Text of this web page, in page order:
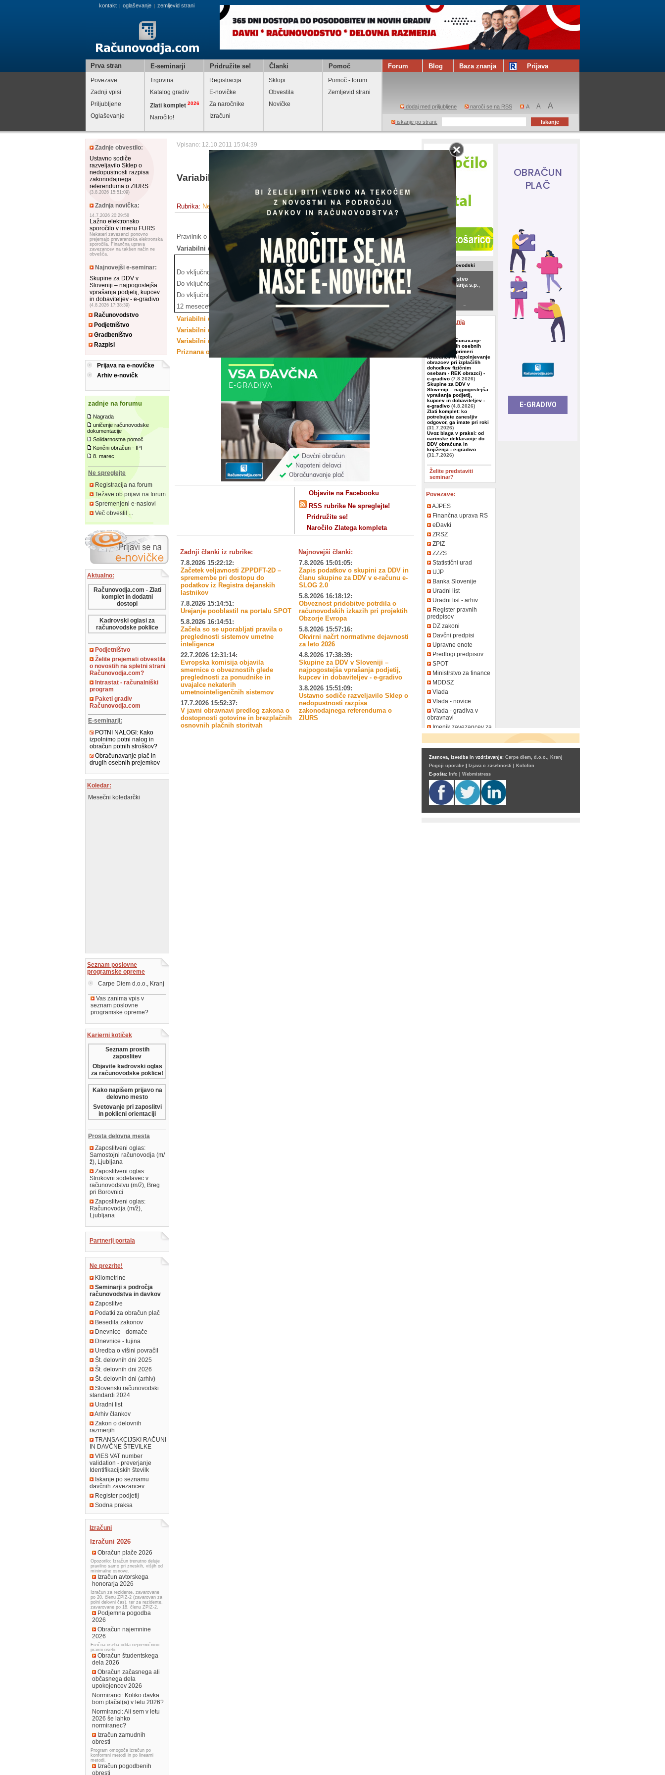
kontakt oglaševanje zemljevid strani
Prva stran E-seminarji Pridružite se! Članki Pomoč Forum Blog Baza znanja Prijava
Povezave
Zadnji vpisi
Priljubljene
Oglaševanje
Trgovina
Katalog gradiv
Zlati komplet 2026
Naročilo!
Registracija
E-novičke
Za naročnike
Izračuni
Sklopi
Obvestila
Novičke
Pomoč - forum
Zemljevid strani
dodaj med priljubljene naroči se na RSS A A A
iskanje po strani:
Zadnje obvestilo:
Ustavno sodiče
razveljavilo Sklep o
nedopustnosti razpisa
zakonodajnega
referenduma o ZIURS
(3.8.2026 15:51:09)
Zadnja novička:
14.7.2026 20:29:58
Lažno elektronsko
sporočilo v imenu FURS
Nekateri zavezanci ponovno
prejemajo prevarantska elektronska
sporočila. Finančna uprava
zavezancev na takšen način ne
obvešča.
Najnovejši e-seminar:
Skupine za DDV v
Sloveniji – najpogostejša
vprašanja podjetij, kupcev
in dobaviteljev - e-gradivo
(4.8.2026 17:38:39)
Računovodstvo
Podjetništvo
Gradbeništvo
Razpisi
Prijava na e-novičke
Arhiv e-novičk
zadnje na forumu
Nagrada
uničenje računovodske
dokumentacije
Solidarnostna pomoč
Končni obračun - IPI
8. marec
Ne spreglejte
Registracija na forum
Težave ob prijavi na forum
Spremenjeni e-naslovi
Več obvestil ...
Aktualno:
Računovodja.com - Zlati
komplet in dodatni
dostopi
Kadrovski oglasi za
računovodske poklice
Podjetništvo
Želite prejemati obvestila
o novostih na spletni strani
Računovodja.com?
Intrastat - računalniški
program
Paketi gradiv
Računovodja.com
E-seminarji:
POTNI NALOGI: Kako
izpolnimo potni nalog in
obračun potnih stroškov?
Obračunavanje plač in
drugih osebnih prejemkov
Koledar:
Mesečni koledarčki
Seznam poslovne
programske opreme
Carpe Diem d.o.o., Kranj
Vas zanima vpis v
seznam poslovne
programske opreme?
Karierni kotiček
Seznam prostih
zaposlitev
Objavite kadrovski oglas
za računovodske poklice!
Kako napišem prijavo na
delovno mesto
Svetovanje pri zaposlitvi
in poklicni orientaciji
Prosta delovna mesta
Zaposlitveni oglas:
Samostojni računovodja (m/
ž), Ljubljana
Zaposlitveni oglas:
Strokovni sodelavec v
računovodstvu (m/ž), Breg
pri Borovnici
Zaposlitveni oglas:
Računovodja (m/ž),
Ljubljana
Partnerji portala
Ne prezrite!
Kilometrine
Seminarji s področja
računovodstva in davkov
Zaposlitve
Podatki za obračun plač
Besedila zakonov
Dnevnice - domače
Dnevnice - tujina
Uredba o višini povračil
Št. delovnih dni 2025
Št. delovnih dni 2026
Št. delovnih dni (arhiv)
Slovenski računovodski
standardi 2024
Uradni list
Arhiv člankov
Zakon o delovnih
razmerjih
TRANSAKCIJSKI RAČUNI
IN DAVČNE ŠTEVILKE
VIES VAT number
validation - preverjanje
Identifikacijskih številk
Iskanje po seznamu
davčnih zavezancev
Register podjetij
Sodna praksa
Izračuni
Izračuni 2026
Obračun plače 2026
Opozorilo: Izračun trenutno deluje
pravilno samo pri zneskih, višjih od
minimalne osnove.
Izračun avtorskega
honorarja 2026
Izračun za rezidente, zavarovane
po 20. členu ZPIZ-2 (zavarovan za
polni delovni čas), ter za rezidente,
zavarovane po 18. členu ZPIZ-2.
Podjemna pogodba
2026
Obračun najemnine
2026
Fizična oseba odda nepremičnino
pravni osebi.
Obračun študentskega
dela 2026
Obračun začasnega ali
občasnega dela
upokojencev 2026
Normiranci: Koliko davka
bom plačal(a) v letu 2026?
Normiranci: Ali sem v letu
2026 še lahko
normiranec?
Izračun zamudnih
obresti
Program omogoča izračun po
konformni metodi in po linearni
metodi.
Izračun pogodbenih
obresti
Vpisano: 12.10.2011 15:04:39
Variabilni del priznane obrestne mere: oktober 2011
Rubrika: Ne spreglejte Natisni
Pravilnik o priznani obrestni meri (Uradni list RS, št. 141/06, 52/07)
Variabilni del priznane obrestne mere: oktober 2011
USD JPY GBP
CHF
Do vključno 1 meseca
1,35500% 0,24000% 0,14313% 0,69300%
0,00667%
Do vključno 3 mesecev
1,55700% 0,37761% 0,19413% 0,95375%
0,02333%
Do vključno 6 mesecev
1,75700% 0,56139% 0,33313% 1,23063%
0,06833%
12 mesecev
2,08500% 0,86883% 0,55250% 1,71625%
0,29950%
Variabilni del priznane obrestne mere: avgust 2011
Variabilni del priznane obrestne mere: julij 2011
Variabilni del priznane obrestne mere: januar 2007 – december 2010
Priznana obrestna mera: januar 2005 – december 2006
Objavite na Facebooku
RSS rubrike Ne spreglejte!
Pridružite se!
Naročilo Zlatega kompleta
Zadnji članki iz rubrike:
7.8.2026 15:22:12:
Začetek veljavnosti ZPPDFT-2D –
spremembe pri dostopu do
podatkov iz Registra dejanskih
lastnikov
7.8.2026 15:14:51:
Urejanje pooblastil na portalu SPOT
5.8.2026 16:14:51:
Začela so se uporabljati pravila o
preglednosti sistemov umetne
inteligence
22.7.2026 12:31:14:
Evropska komisija objavila
smernice o obveznostih glede
preglednosti za ponudnike in
uvajalce nekaterih
umetnointeligenčnih sistemov
17.7.2026 15:52:37:
V javni obravnavi predlog zakona o
dostopnosti gotovine in brezplačnih
osnovnih plačnih storitvah
Najnovejši članki:
7.8.2026 15:01:05:
Zapis podatkov o skupini za DDV in
članu skupine za DDV v e-računu e-
SLOG 2.0
5.8.2026 16:18:12:
Obveznost pridobitve potrdila o
računovodskih izkazih pri projektih
Obzorje Evropa
5.8.2026 15:57:16:
Okvirni načrt normativne dejavnosti
za leto 2026
4.8.2026 17:38:39:
Skupine za DDV v Sloveniji –
najpogostejša vprašanja podjetij,
kupcev in dobaviteljev - e-gradivo
3.8.2026 15:51:09:
Ustavno sodiče razveljavilo Sklep o
nedopustnosti razpisa
zakonodajnega referenduma o
ZIURS
Iščete računovodski
Računovodstvo
Vezenšek Marija s.p.
Domžale
KAPRI d.o.o.
Izobraževanja
Plače: Obračunavanje
plač in drugih osebnih
prejemkov (primeri
izračunov in izpolnjevanje
obrazcev pri izplačilih
dohodkov fizičnim
osebam - REK obrazci) -
e-gradivo (7.8.2026)
Skupine za DDV v
Sloveniji – najpogostejša
vprašanja podjetij,
kupcev in dobaviteljev -
e-gradivo (4.8.2026)
Zlati komplet: ko
potrebujete zanesljiv
odgovor, ga imate pri roki
(31.7.2026)
Uvoz blaga v praksi: od
carinske deklaracije do
DDV obračuna in
knjiženja - e-gradivo
(31.7.2026)
Želite predstaviti
seminar?
Povezave:
AJPES
Finančna uprava RS
eDavki
ZRSZ
ZPIZ
ZZZS
Statistični urad
UJP
Banka Slovenije
Uradni list
Uradni list - arhiv
Register pravnih
predpisov
DZ zakoni
Davčni predpisi
Upravne enote
Predlogi predpisov
SPOT
Ministrstvo za finance
MDDSZ
Vlada
Vlada - novice
Vlada - gradiva v
obravnavi
Imenik zavezancev za
DDV
Zasnova, izvedba in vzdrževanje: Carpe diem, d.o.o., Kranj
Pogoji uporabe
Izjava o zasebnosti
Kolofon
E-pošta:
Info Webmistress